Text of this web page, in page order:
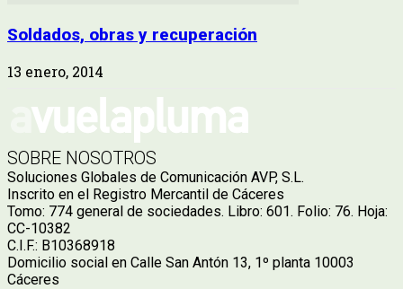
Soldados, obras y recuperación
13 enero, 2014
SOBRE NOSOTROS
Soluciones Globales de Comunicación AVP, S.L.
Inscrito en el Registro Mercantil de Cáceres
Tomo: 774 general de sociedades. Libro: 601. Folio: 76. Hoja:
CC-10382
C.I.F.: B10368918
Domicilio social en Calle San Antón 13, 1º planta 10003
Cáceres